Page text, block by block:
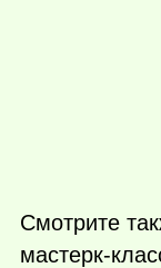
Смотрите
мастерк-